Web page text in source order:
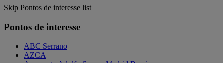
Skip Pontos de interesse list
Pontos de interesse
ABC Serrano
AZCA